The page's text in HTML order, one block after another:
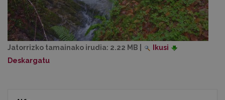
Jatorrizko tamainako irudia: 2.22 MB
Ikusi
Deskargatu